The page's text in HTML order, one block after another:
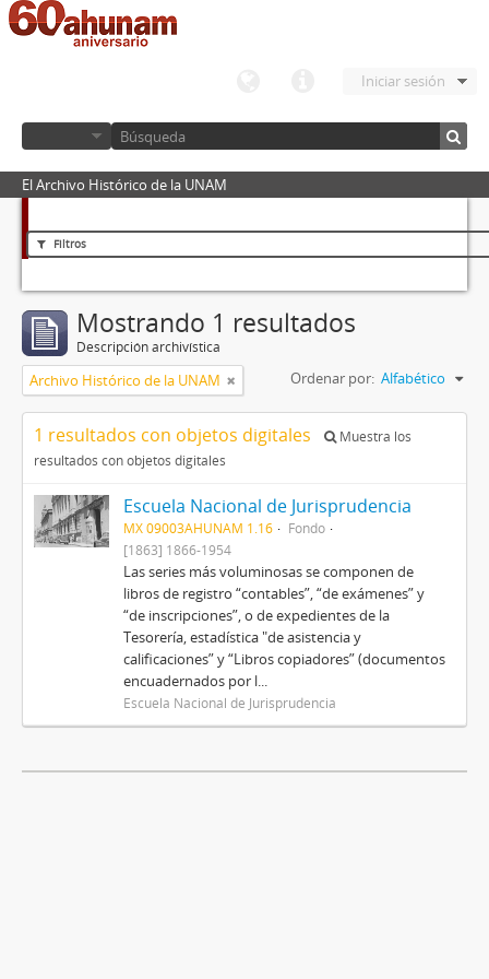
Iniciar sesión
El Archivo Histórico de la UNAM
Filtros
Mostrando 1 resultados
Descripción archivística
Archivo Histórico de la UNAM Ordenar por: Alfabético
1 resultados con objetos digitales
Muestra los
resultados con objetos digitales
Escuela Nacional de Jurisprudencia
MX 09003AHUNAM 1.16
Fondo
[1863] 1866-1954
Las series más voluminosas se componen de
libros de registro “contables”, “de exámenes” y
“de inscripciones”, o de expedientes de la
Tesorería, estadística "de asistencia y
calificaciones” y “Libros copiadores” (documentos
encuadernados por l...
Escuela Nacional de Jurisprudencia